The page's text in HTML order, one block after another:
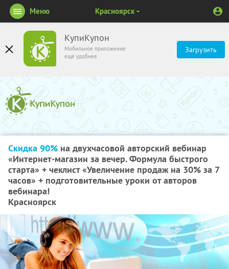
КупиКупон
Мобильное приложение
ещё удобнее
Загрузить
Меню Красноярск
Скидка 90% на двухчасовой авторский вебинар
«Интернет-магазин за вечер. Формула быстрого
старта» + чеклист «Увеличение продаж на 30% за 7
часов» + подготовительные уроки от авторов
вебинара!
Красноярск